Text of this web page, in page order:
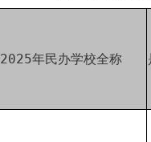
2025年民办学校全称